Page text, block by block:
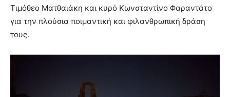
Τιμόθεο Ματθαιάκη και κυρό Κωνσταντίνο Φαραντάτο
για την πλούσια ποιμαντική και φιλανθρωπική δράση
τους.